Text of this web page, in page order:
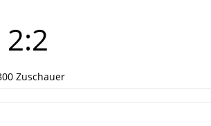
2:2
Zuschauer